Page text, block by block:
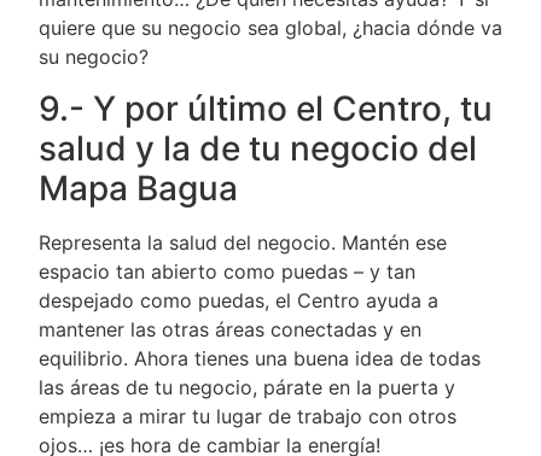
quiere que su negocio sea global, ¿hacia dónde va
su negocio?
9.- Y por último el Centro, tu
salud y la de tu negocio del
Mapa Bagua
Representa la salud del negocio. Mantén ese
espacio tan abierto como puedas – y tan
despejado como puedas, el Centro ayuda a
mantener las otras áreas conectadas y en
equilibrio. Ahora tienes una buena idea de todas
las áreas de tu negocio, párate en la puerta y
empieza a mirar tu lugar de trabajo con otros
ojos… ¡es hora de cambiar la energía!